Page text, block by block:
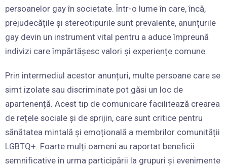
persoanelor gay în societate. Într-o lume în care, încă,
prejudecățile și stereotipurile sunt prevalente, anunțurile
gay devin un instrument vital pentru a aduce împreună
indivizi care împărtășesc valori și experiențe comune.
Prin intermediul acestor anunțuri, multe persoane care se
simt izolate sau discriminate pot găsi un loc de
apartenență. Acest tip de comunicare facilitează crearea
de rețele sociale și de sprijin, care sunt critice pentru
sănătatea mintală și emoțională a membrilor comunității
LGBTQ+. Foarte mulți oameni au raportat beneficii
semnificative în urma participării la grupuri și evenimente